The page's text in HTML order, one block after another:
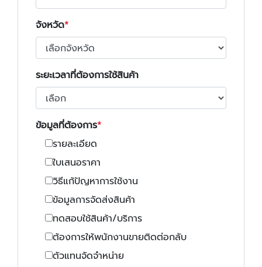
จังหวัด
ระยะเวลาที่ต้องการใช้สินค้า
ข้อมูลที่ต้องการ
รายละเอียด
ใบเสนอราคา
วิธีแก้ปัญหาการใช้งาน
ข้อมูลการจัดส่งสินค้า
ทดสอบใช้สินค้า/บริการ
ต้องการให้พนักงานขายติดต่อกลับ
ตัวแทนจัดจำหน่าย